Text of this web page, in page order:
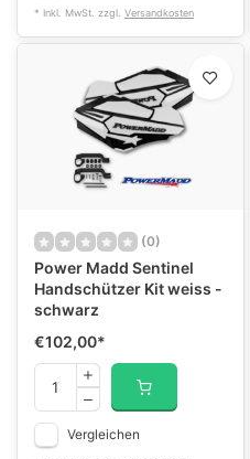
* Inkl. MwSt. zzgl. Versandkosten
(0)
Power Madd Sentinel
Handschützer Kit weiss -
schwarz
€102,00*
Vergleichen